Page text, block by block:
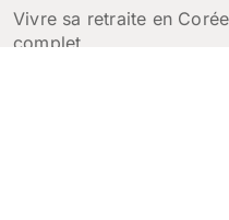
Vivre sa retraite en
complet